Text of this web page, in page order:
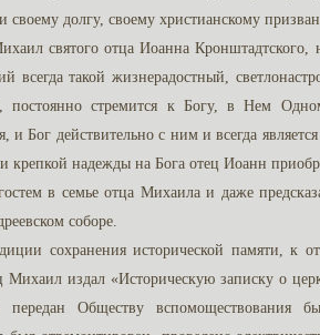
своему долгу, своему христианскому
святого отца Иоанна
всегда такой жизнерадостный,
постоянно стремится к Богу, в Нем
и Бог действительно с ним и всегда
крепкой надежды на Бога отец Иоанн
в семье отца Михаила и даже
соборе.
сохранения исторической памяти, к
Михаил издал «Историческую записку о
Обществу вспомоществования